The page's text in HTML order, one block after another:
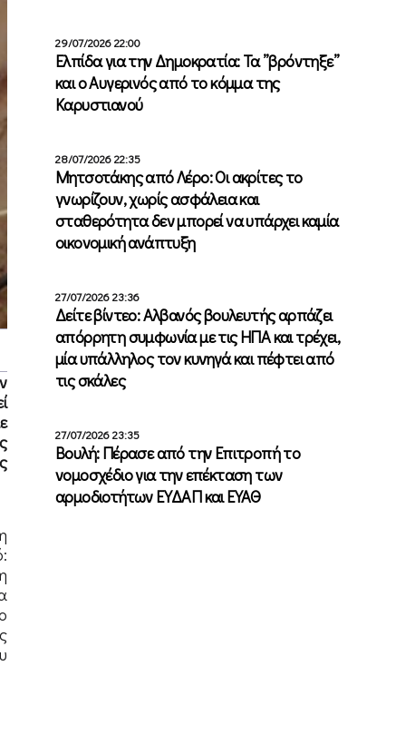
29/07/2026 22:00
Ελπίδα για την Δημοκρατία: Τα ”βρόντηξε”
και ο Αυγερινός από το κόμμα της
Καρυστιανού
28/07/2026 22:35
Μητσοτάκης από Λέρο: Οι ακρίτες το
γνωρίζουν, χωρίς ασφάλεια και
σταθερότητα δεν μπορεί να υπάρχει καμία
οικονομική ανάπτυξη
27/07/2026 23:36
Δείτε βίντεο: Αλβανός βουλευτής αρπάζει
απόρρητη συμφωνία με τις ΗΠΑ και τρέχει,
μία υπάλληλος τον κυνηγά και πέφτει από
τις σκάλες
27/07/2026 23:35
Βουλή: Πέρασε από την Επιτροπή το
νομοσχέδιο για την επέκταση των
αρμοδιοτήτων ΕΥΔΑΠ και ΕΥΑΘ